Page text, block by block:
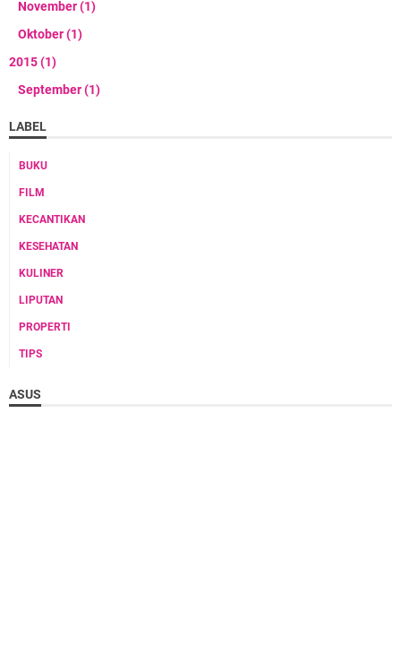
November(1)
Oktober(1)
2015(1)
September(1)
LABEL
BUKU
FILM
KECANTIKAN
KESEHATAN
KULINER
LIPUTAN
PROPERTI
TIPS
ASUS